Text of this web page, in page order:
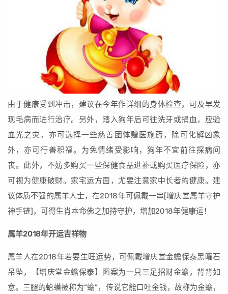
由于健康受到冲击，建议在今年作详细的身体检查，可及早发
现毛病而进行治疗。另外，踏入狗年后可往洗牙或捐血，应验
血光之灾，亦可选择一些慈善团体赠医施药，除可化解凶象
外，亦可行善积福。为免情绪受影响，狗年不宜前往探病问
丧。此外，不妨多购买一些保健食品进补或购买医疗保险，亦
可视为健康破财。家宅运方面，尤要注意家中长者的健康。建
议体质不强的属羊人士，在2018年可佩戴一串[增庆堂属羊守护
神手链]，可得生肖本命佛之加持守护，增加2018年健康运！
属羊2018年开运吉祥物
属羊人在2018年若要生旺运势，可佩戴增庆堂金蟾保泰黑曜石
吊坠，【增庆堂金蟾保泰】图案为一只三足招财金蟾，背背如
意。三腿的蛤蟆被称为“蟾”，传说它能口吐金钱，故称为金蟾，